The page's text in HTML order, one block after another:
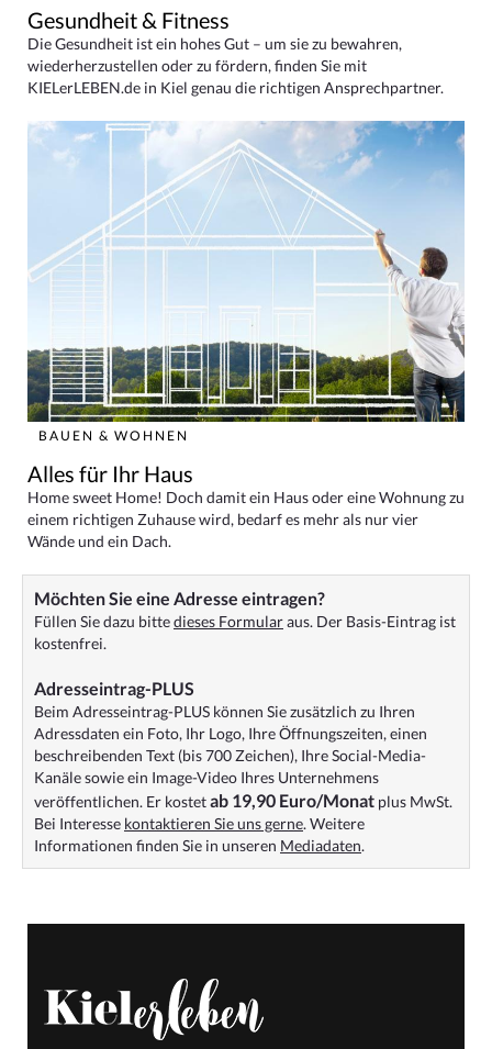
Gesundheit & Fitness
Die Gesundheit ist ein hohes Gut – um sie zu bewahren,
wiederherzustellen oder zu fördern, finden Sie mit
KIELerLEBEN.de in Kiel genau die richtigen Ansprechpartner.
BAUEN & WOHNEN
Alles für Ihr Haus
Home sweet Home! Doch damit ein Haus oder eine Wohnung zu
einem richtigen Zuhause wird, bedarf es mehr als nur vier
Wände und ein Dach.
Möchten Sie eine Adresse eintragen?
Füllen Sie dazu bittedieses Formularaus. Der Basis-Eintrag ist
kostenfrei.
Adresseintrag-PLUS
Beim Adresseintrag-PLUS können Sie zusätzlich zu Ihren
Adressdaten ein Foto, Ihr Logo, Ihre Öffnungszeiten, einen
beschreibenden Text (bis 700 Zeichen), Ihre Social-Media-
Kanäle sowie ein Image-Video Ihres Unternehmens
veröffentlichen. Er kostetab 19,90 Euro/Monat plus MwSt.
Bei Interesse kontaktieren Sie uns gerne. Weitere
Informationen finden Sie in unseren Mediadaten.